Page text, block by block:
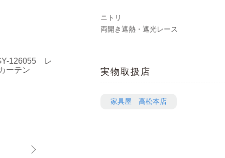
ニトリ
両開き遮熱・遮光レース
実物取扱店
家具屋 高松本店